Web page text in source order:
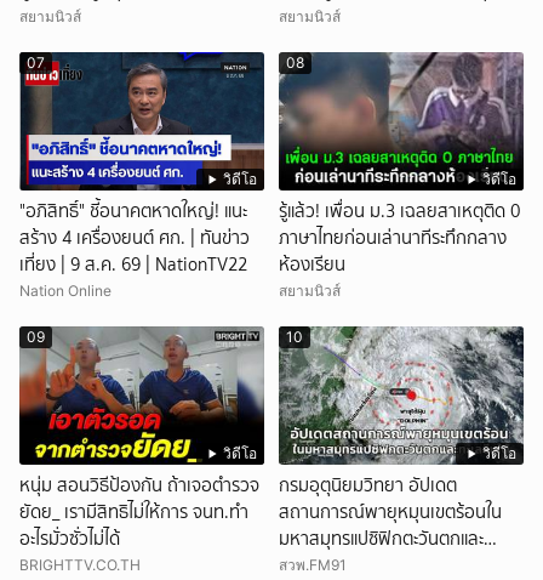
สยามนิวส์ สยามนิวส์
วิดีโอ
07
"อภิสิทธิ์" ชี้อนาคตหาดใหญ่! แนะ
สร้าง 4 เครื่องยนต์ ศก. | ทันข่าว
เที่ยง | 9 ส.ค. 69 | NationTV22
Nation Online
วิดีโอ
08
รู้แล้ว! เพื่อน ม.3 เฉลยสาเหตุติด 0
ภาษาไทยก่อนเล่านาทีระทึกกลาง
ห้องเรียน
สยามนิวส์
วิดีโอ
09
หนุ่ม สอนวิธีป้องกัน ถ้าเจอตำรวจ
ยัดย_ เรามีสิทธิไม่ให้การ จนท.ทำ
อะไรมั่วซั่วไม่ได้
BRIGHTTV.CO.TH
วิดีโอ
10
กรมอุตุนิยมวิทยา อัปเดต
สถานการณ์พายุหมุนเขตร้อนใน
มหาสมุทรแปซิฟิกตะวันตกและ
ทะเลจีนใต้
สวพ.FM91